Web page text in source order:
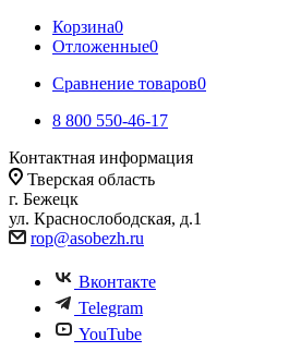
Корзина0
Отложенные0
Сравнение товаров0
8 800 550-46-17
Контактная информация
Тверская область
г. Бежецк
ул. Краснослободская, д.1
rop@asobezh.ru
Вконтакте
Telegram
YouTube